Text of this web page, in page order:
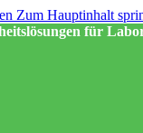
Zum Hauptinhalt
für